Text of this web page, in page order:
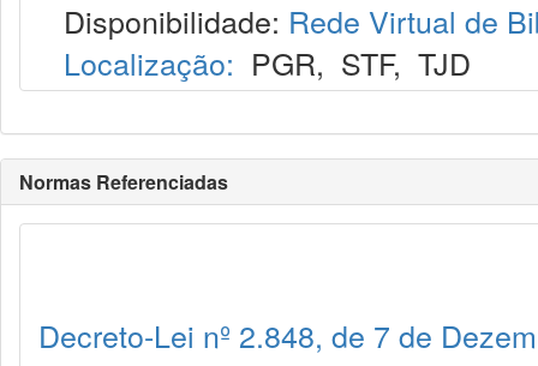
Disponibilidade: Rede Virtual de
Localização: PGR, STF, TJD
Normas Referenciadas
Decreto-Lei nº 2.848, de 7 de